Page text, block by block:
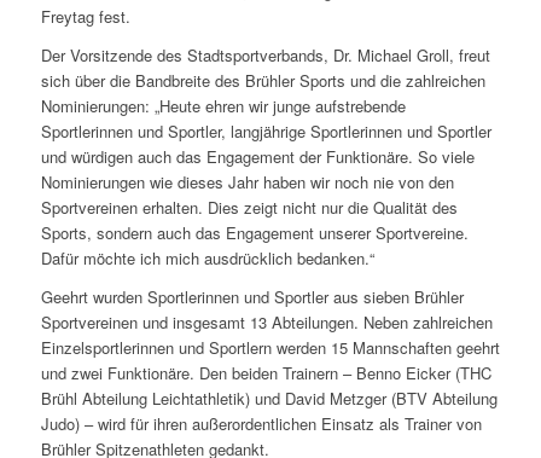
Freytag fest.
Der Vorsitzende des Stadtsportverbands, Dr. Michael Groll, freut
sich über die Bandbreite des Brühler Sports und die zahlreichen
Nominierungen: „Heute ehren wir junge aufstrebende
Sportlerinnen und Sportler, langjährige Sportlerinnen und Sportler
und würdigen auch das Engagement der Funktionäre. So viele
Nominierungen wie dieses Jahr haben wir noch nie von den
Sportvereinen erhalten. Dies zeigt nicht nur die Qualität des
Sports, sondern auch das Engagement unserer Sportvereine.
Dafür möchte ich mich ausdrücklich bedanken.“
Geehrt wurden Sportlerinnen und Sportler aus sieben Brühler
Sportvereinen und insgesamt 13 Abteilungen. Neben zahlreichen
Einzelsportlerinnen und Sportlern werden 15 Mannschaften geehrt
und zwei Funktionäre. Den beiden Trainern – Benno Eicker (THC
Brühl Abteilung Leichtathletik) und David Metzger (BTV Abteilung
Judo) – wird für ihren außerordentlichen Einsatz als Trainer von
Brühler Spitzenathleten gedankt.